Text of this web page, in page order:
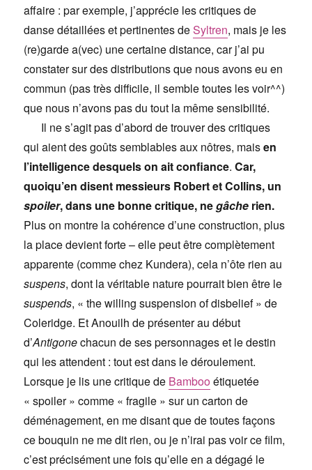
affaire : par exemple, j’apprécie les critiques de
danse détaillées et pertinentes deSyltren, mais je les
(re)garde a(vec) une certaine distance, car j’ai pu
constater sur des distributions que nous avons eu en
commun (pas très difficile, il semble toutes les voir^^)
que nous n’avons pas du tout la même sensibilité.
Il ne s’agit pas d’abord de trouver des critiques
qui aient des goûts semblables aux nôtres, maisen
l’intelligence desquels on ait confiance.Car,
quoiqu’en disent messieurs Robert et Collins, un
spoiler, dans une bonne critique, negâche rien.
Plus on montre la cohérence d’une construction, plus
la place devient forte – elle peut être complètement
apparente (comme chez Kundera), cela n’ôte rien au
suspens, dont la véritable nature pourrait bien être le
suspends, « the willing suspension of disbelief » de
Coleridge. Et Anouilh de présenter au début
d’Antigonechacun de ses personnages et le destin
qui les attendent : tout est dans le déroulement.
Lorsque je lis une critique de Bamboo étiquetée
« spoiler » comme « fragile » sur un carton de
déménagement, en me disant que de toutes façons
ce bouquin ne me dit rien, ou je n’irai pas voir ce film,
c’est précisément une fois qu’elle en a dégagé le